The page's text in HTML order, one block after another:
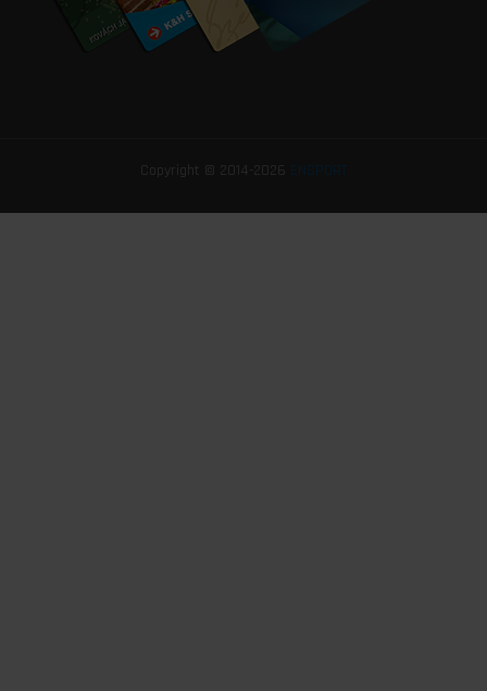
Copyright © 2014-2026 ENSPORT